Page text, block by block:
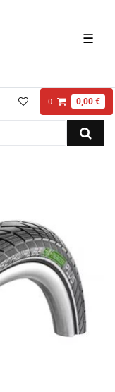
☰
0 0,00 €